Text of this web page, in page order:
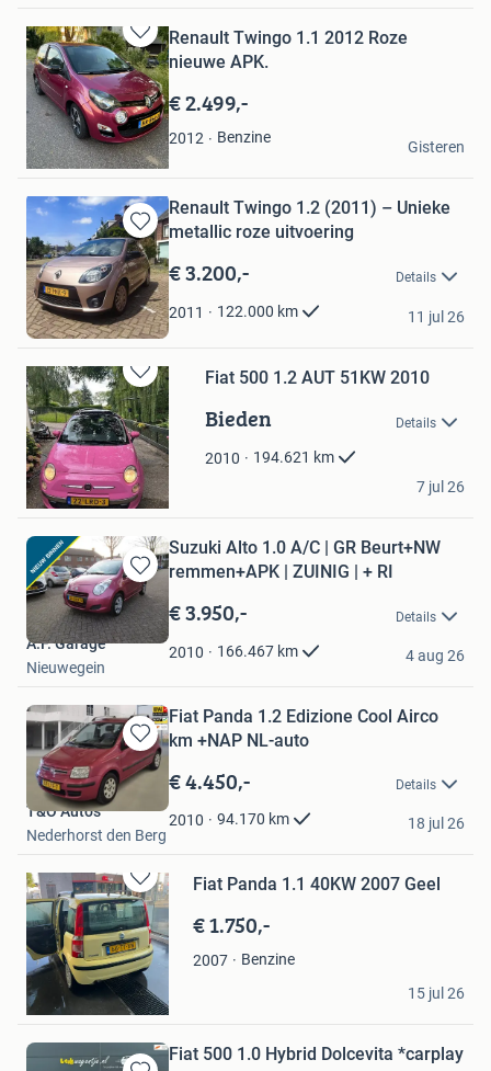
Bewaren
in
Mijn
Favorieten
Renault Twingo 1.1 2012 Roze
nieuwe APK.
€ 2.499,-
2012 Benzine
Rob
Aalsmeer
Gisteren
Bewaren
in
Mijn
Favorieten
Renault Twingo 1.2 (2011) – Unieke
metallic roze uitvoering
€ 3.200,- Details
2011 122.000 km
Rosa M
Rijswijk
11 jul 26
Bewaren
in
Mijn
Favorieten
Fiat 500 1.2 AUT 51KW 2010
Bieden Details
2010 194.621 km
Van de burgt
Dordrecht
7 jul 26
Bewaren
in
Mijn
Favorieten
Suzuki Alto 1.0 A/C | GR Beurt+NW
remmen+APK | ZUINIG | + RI
€ 3.950,- Details
2010 166.467 km
A.F. Garage
Nieuwegein
4 aug 26
Bewaren
in
Mijn
Favorieten
Fiat Panda 1.2 Edizione Cool Airco
km +NAP NL-auto
€ 4.450,- Details
2010 94.170 km
T&O Auto's
Nederhorst den Berg
18 jul 26
Bewaren
in
Mijn
Favorieten
Fiat Panda 1.1 40KW 2007 Geel
€ 1.750,-
2007
Benzine
van Boeren
Rotterdam
15 jul 26
Fiat 500 1.0 Hybrid Dolcevita *carplay